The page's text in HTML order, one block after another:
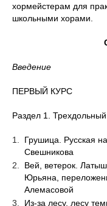
хормейстерам для
школьными хорами.
Введение
ПЕРВЫЙ КУРС
Раздел 1.
Грушица. Русская
Свешникова
Вей, ветерок.
Юрьяна,
Алемасовой
Из-за лесу, лесу